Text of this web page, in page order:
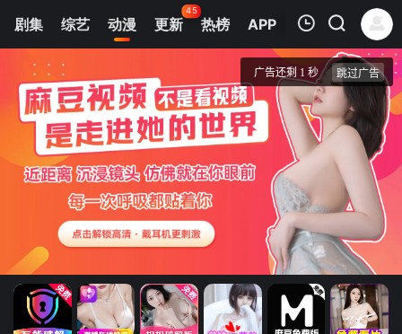
剧集 综艺 动漫 更新
45
热榜 APP
第63集
仙逆
清空